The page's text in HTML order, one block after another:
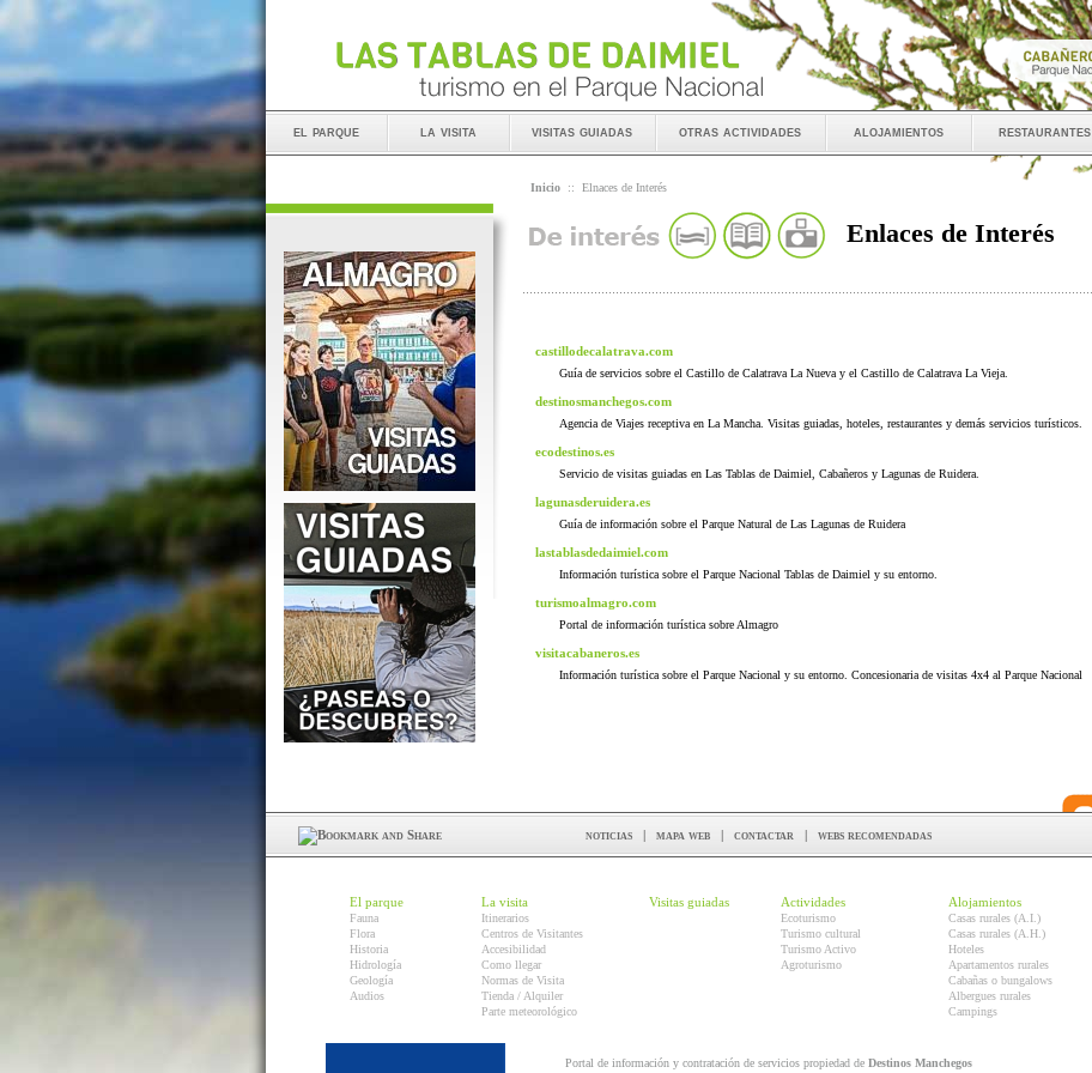
el parque la visita visitas guiadas otras actividades alojamientos restaurantes
Inicio :: Elnaces de Interés
Enlaces de Interés
castillodecalatrava.com
Guía de servicios sobre el Castillo de Calatrava La Nueva y el Castillo de Calatrava La Vieja.
destinosmanchegos.com
Agencia de Viajes receptiva en La Mancha. Visitas guiadas, hoteles, restaurantes y demás servicios turísticos.
ecodestinos.es
Servicio de visitas guiadas en Las Tablas de Daimiel, Cabañeros y Lagunas de Ruidera.
lagunasderuidera.es
Guía de información sobre el Parque Natural de Las Lagunas de Ruidera
lastablasdedaimiel.com
Información turística sobre el Parque Nacional Tablas de Daimiel y su entorno.
turismoalmagro.com
Portal de información turística sobre Almagro
visitacabaneros.es
Información turística sobre el Parque Nacional y su entorno. Concesionaria de visitas 4x4 al Parque Nacional
noticias | mapa web | contactar | webs recomendadas
El parque
Fauna
Flora
Historia
Hidrología
Geología
Audios
La visita
Itinerarios
Centros de Visitantes
Accesibilidad
Como llegar
Normas de Visita
Tienda / Alquiler
Parte meteorológico
Visitas guiadas Actividades
Ecoturismo
Turismo cultural
Turismo Activo
Agroturismo
Alojamientos
Casas rurales (A.I.)
Casas rurales (A.H.)
Hoteles
Apartamentos rurales
Cabañas o bungalows
Albergues rurales
Campings
Portal de información y contratación de servicios propiedad de Destinos Manchegos